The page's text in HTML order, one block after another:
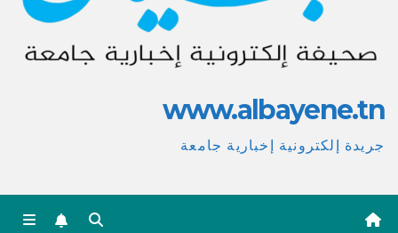
www.albayene.tn
جريدة إلكترونية إخبارية جامعة